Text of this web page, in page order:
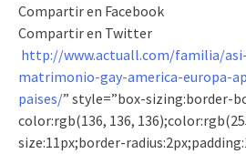
Compartir en Facebook
Compartir en Twitter
http://www.actuall.com/familia/
matrimonio-gay-america-europa-
paises/” style=”box-sizing:border-
color:rgb(136, 136,
size:11px;border-